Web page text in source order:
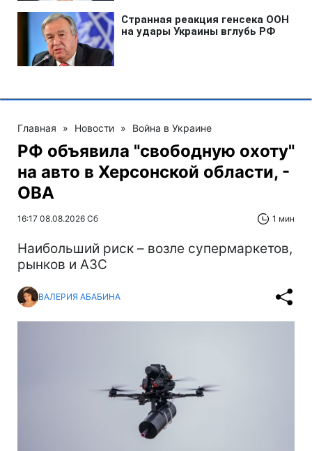
Главная » Новости » Война в Украине
РФ объявила "свободную охоту"
на авто в Херсонской области, -
ОВА
16:17 08.08.2026 Сб 1 мин
Наибольший риск – возле супермаркетов,
рынков и АЗС
ВАЛЕРИЯ АБАБИНА